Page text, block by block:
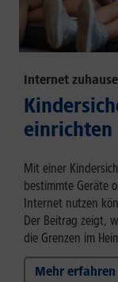
Internet zuhause
einrichten
Mit einer
bestimmte Geräte
Internet nutzen
Der Beitrag zeigt,
die Grenzen im
Mehr erfahren